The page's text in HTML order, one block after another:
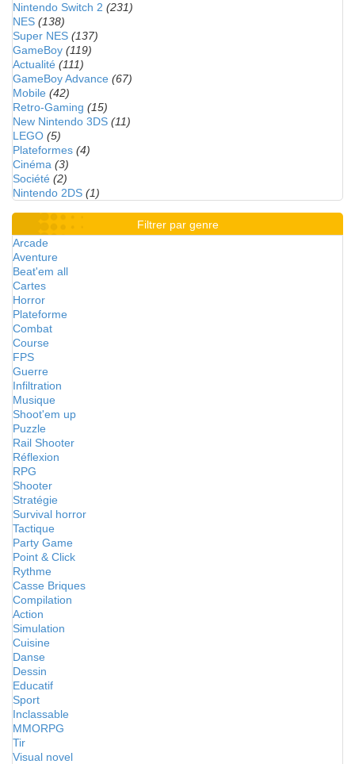
Nintendo Switch 2 (231)
NES (138)
Super NES (137)
GameBoy (119)
Actualité (111)
GameBoy Advance (67)
Mobile (42)
Retro-Gaming (15)
New Nintendo 3DS (11)
LEGO (5)
Plateformes (4)
Cinéma (3)
Société (2)
Nintendo 2DS (1)
Filtrer par genre
Arcade
Aventure
Beat'em all
Cartes
Horror
Plateforme
Combat
Course
FPS
Guerre
Infiltration
Musique
Shoot'em up
Puzzle
Rail Shooter
Réflexion
RPG
Shooter
Stratégie
Survival horror
Tactique
Party Game
Point & Click
Rythme
Casse Briques
Compilation
Action
Simulation
Cuisine
Danse
Dessin
Educatif
Sport
Inclassable
MMORPG
Tir
Visual novel